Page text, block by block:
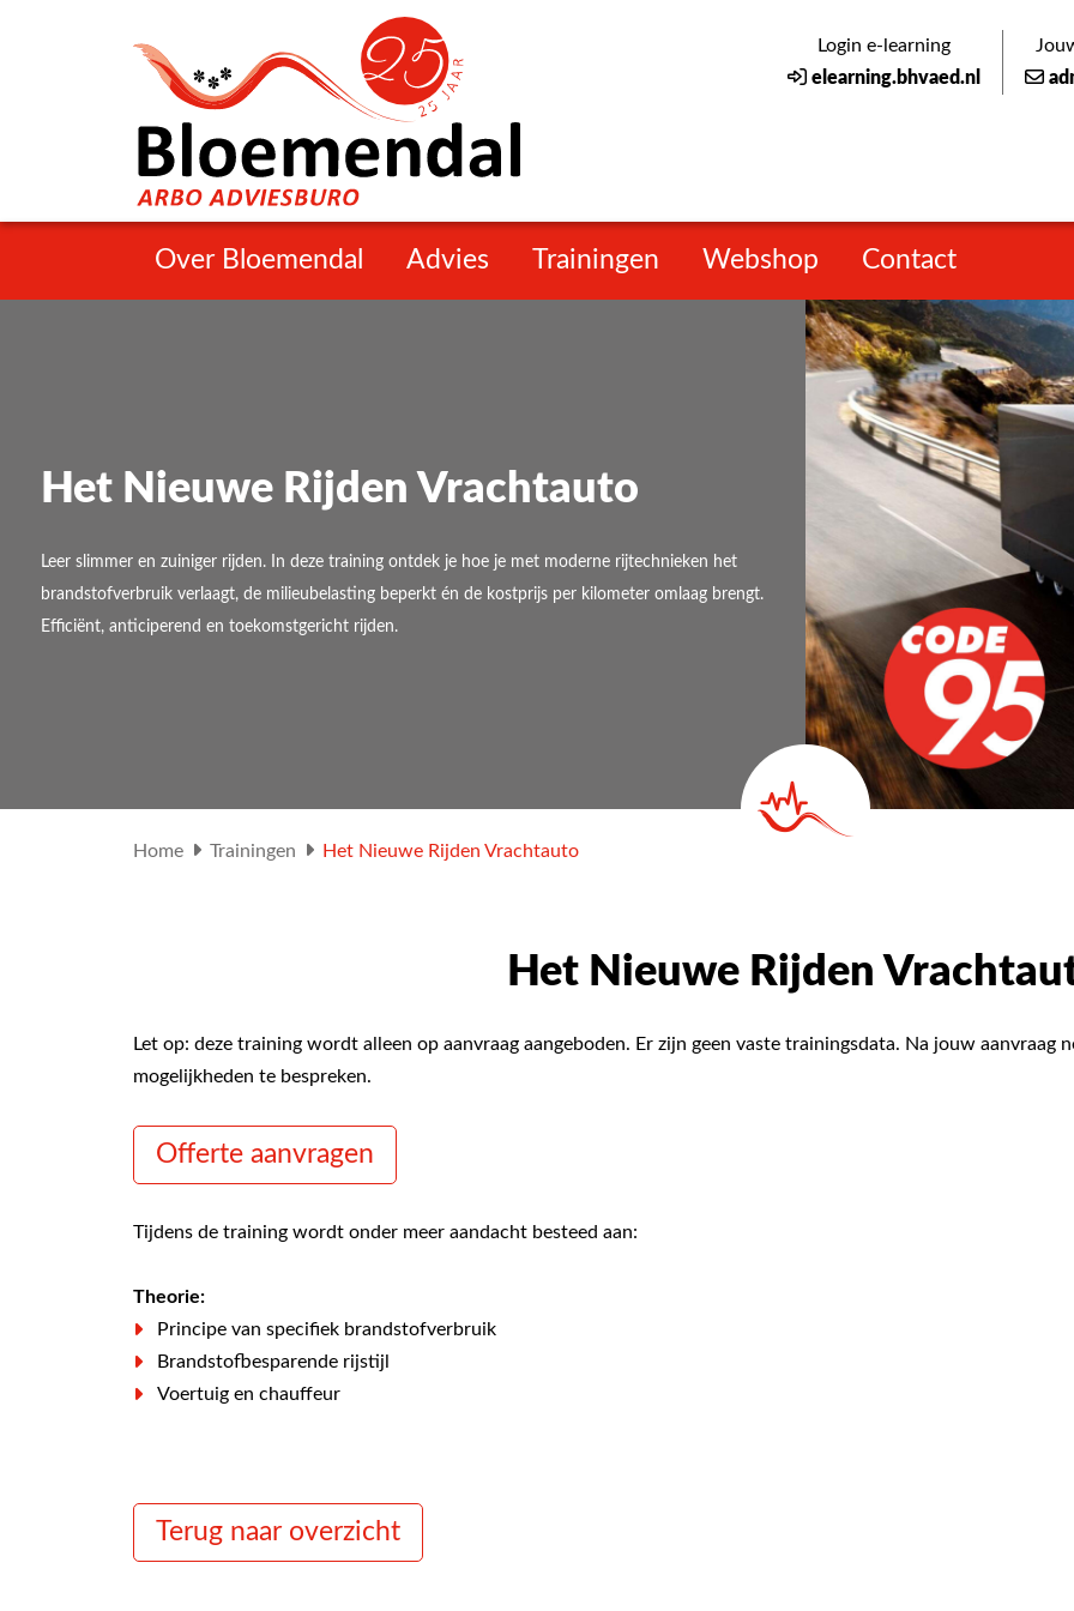
Login e-learning
elearning.bhvaed.nl
Over Bloemendal Advies Trainingen Webshop Contact
Het Nieuwe Rijden Vrachtauto
Leer slimmer en zuiniger rijden. In deze training ontdek je hoe je met moderne rijtechnieken het
brandstofverbruik verlaagt, de milieubelasting beperkt én de kostprijs per kilometer omlaag brengt.
Efficiënt, anticiperend en toekomstgericht rijden.
Home Trainingen Het Nieuwe Rijden Vrachtauto
Het Nieuwe Rijden
Let op: deze training wordt alleen op aanvraag aangeboden. Er zijn geen vaste trainingsdata. Na jouw
mogelijkheden te bespreken.
Offerte aanvragen
Tijdens de training wordt onder meer aandacht besteed aan:
Theorie:
Principe van specifiek brandstofverbruik
Brandstofbesparende rijstijl
Voertuig en chauffeur
Anticiperend rijgedrag
Terug naar overzicht